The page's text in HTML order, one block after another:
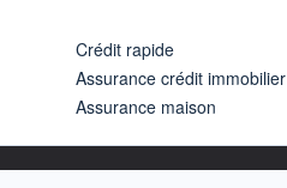
Crédit rapide
Assurance crédit immobilier
Assurance maison